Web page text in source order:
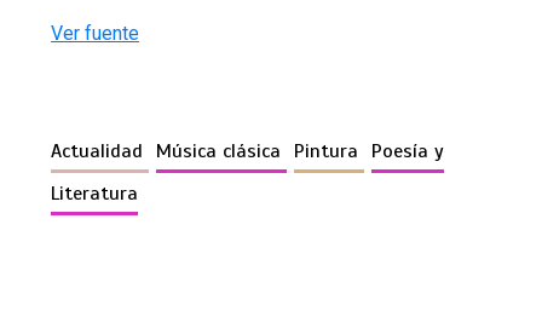
Ver fuente
Actualidad Música clásica Pintura
Poesía y
Literatura